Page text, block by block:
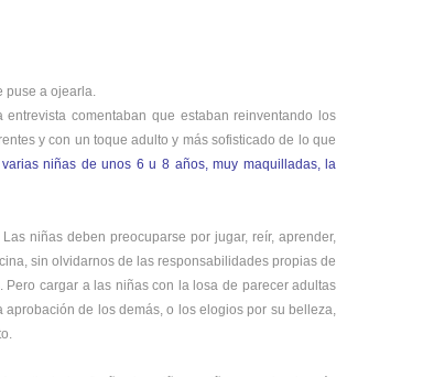
puse a ojearla.
comentaban que estaban reinventando los
y con un toque adulto y más sofisticado de lo que
niñas de unos 6 u 8 años, muy maquilladas, la
niñas deben preocuparse por jugar, reír, aprender,
sin olvidarnos de las responsabilidades propias de
cargar a las niñas con la losa de parecer adultas
de los demás, o los elogios por su belleza,